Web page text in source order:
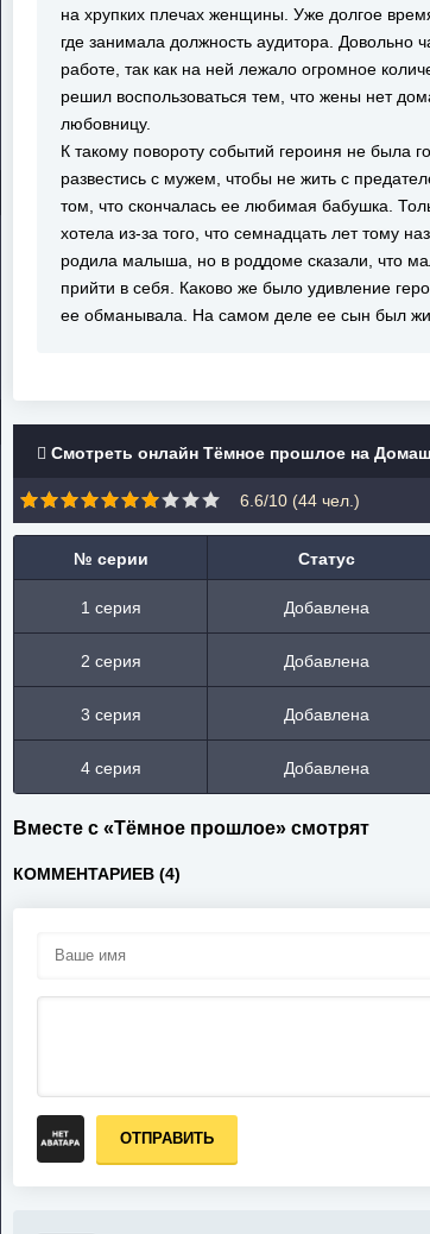
на хрупких плечах женщины. Уже долгое
где занимала должность аудитора. Довольно
работе, так как на ней лежало огромное
решил воспользоваться тем, что жены нет
любовницу.
К такому повороту событий героиня не была
развестись с мужем, чтобы не жить с
том, что скончалась ее любимая бабушка.
хотела из-за того, что семнадцать лет тому
родила малыша, но в роддоме сказали, что
прийти в себя. Каково же было удивление
ее обманывала. На самом деле ее сын был
Смотреть онлайн Тёмное прошлое на
6.6/10 (44 чел.)
№ серии Статус
1 серия Добавлена
2 серия Добавлена
3 серия Добавлена
4 серия Добавлена
Вместе с «Тёмное прошлое» смотрят
КОММЕНТАРИЕВ (4)
ОТПРАВИТЬ